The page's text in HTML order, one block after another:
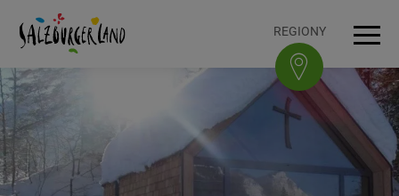
Do treściAccesskey
[0]
Do nawigacjiAccesskey
[1]
Na górę stronyAccesskey
[2]
Do stopkiAccesskey
[3] REGIONY